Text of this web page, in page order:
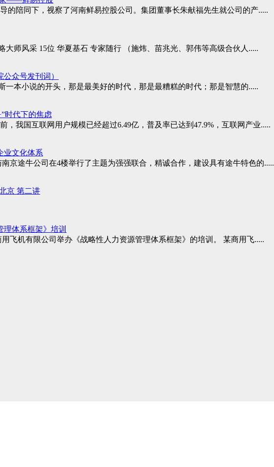
的陪同下，视察了河南鲜易控股公司。集团董事长朱献福先生就公司的产.....
师风采 15位 华夏基石 专家随行 （施炜、苗兆光、郭伟等高级合伙人.....
众号发刊词）
一本小说的开头，那是最美好的时代，那是最糟糕的时代；那是智慧的.....
时代下的焦虑
，我国互联网用户规模已经超过6.49亿，普及率已达到47.9%，互联网产业.....
业文化体系
京途牛公司在4楼举行了主题为强强联合，精诚合作，建设具有途牛特色的.....
京 第二讲
体系框架》培训
飞机有限公司举办《战略性人力资源管理体系框架》的培训。 某商用飞.....